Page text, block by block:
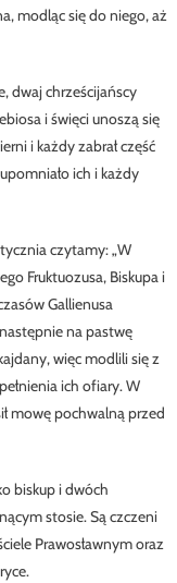
modląc się do niego, aż
dwaj chrześcijańscy
i święci unoszą się
i każdy zabrał część
ich i każdy
czytamy: „W
Fruktuozusa, Biskupa i
Gallienusa
na pastwę
więc modlili się z
ich ofiary. W
mowę pochwalną przed
biskup i dwóch
stosie. Są czczeni
Prawosławnym oraz